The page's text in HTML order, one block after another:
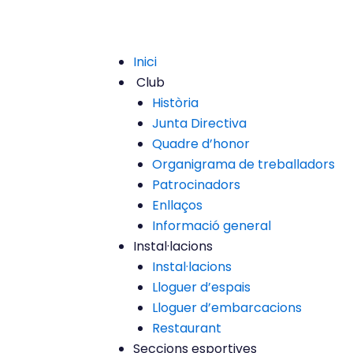
Inici
Club
Història
Junta Directiva
Quadre d’honor
Organigrama de treballadors
Patrocinadors
Enllaços
Informació general
Instal·lacions
Instal·lacions
Lloguer d’espais
Lloguer d’embarcacions
Restaurant
Seccions esportives